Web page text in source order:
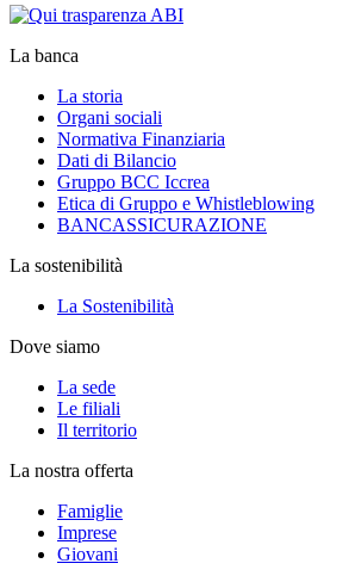
La banca
La storia
Organi sociali
Normativa Finanziaria
Dati di Bilancio
Gruppo BCC Iccrea
Etica di Gruppo e Whistleblowing
BANCASSICURAZIONE
La sostenibilità
La Sostenibilità
Dove siamo
La sede
Le filiali
Il territorio
La nostra offerta
Famiglie
Imprese
Giovani